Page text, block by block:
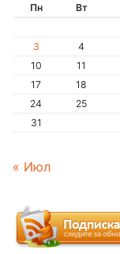
Пн Вт
3
4
10
11
17
18
24
25
31
« Июл